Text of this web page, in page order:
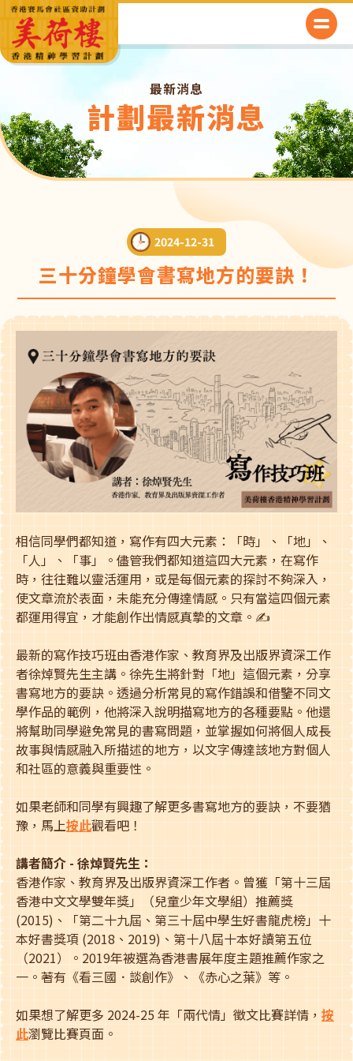
最新消息
計劃最新消息
2024-12-31
三十分鐘學會書寫地方的要訣！
相信同學們都知道，寫作有四大元素：「時」、「地」、
「人」、「事」。儘管我們都知道這四大元素，在寫作
時，往往難以靈活運用，或是每個元素的探討不夠深入，
使文章流於表面，未能充分傳達情感。只有當這四個元素
都運用得宜，才能創作出情感真摯的文章。✍
最新的寫作技巧班由香港作家、教育界及出版界資深工作
者徐焯賢先生主講。徐先生將針對「地」這個元素，分享
書寫地方的要訣。透過分析常見的寫作錯誤和借鑒不同文
學作品的範例，他將深入說明描寫地方的各種要點。他還
將幫助同學避免常見的書寫問題，並掌握如何將個人成長
故事與情感融入所描述的地方，以文字傳達該地方對個人
和社區的意義與重要性。
如果老師和同學有興趣了解更多書寫地方的要訣，不要猶
豫，馬上按此觀看吧！
講者簡介 - 徐焯賢先生：
香港作家、教育界及出版界資深工作者。曾獲「第十三屆
香港中文文學雙年獎」（兒童少年文學組）推薦獎
(2015)、「第二十九屆、第三十屆中學生好書龍虎榜」十
本好書獎項 (2018、2019)、第十八屆十本好讀第五位
（2021）。2019年被選為香港書展年度主題推薦作家之
一。著有《看三國．談創作》、《赤心之葉》等。
如果想了解更多 2024-25 年「兩代情」徵文比賽詳情， 按
此瀏覽比賽頁面。